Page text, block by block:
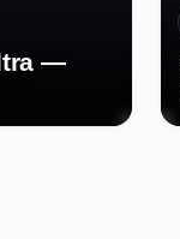
—